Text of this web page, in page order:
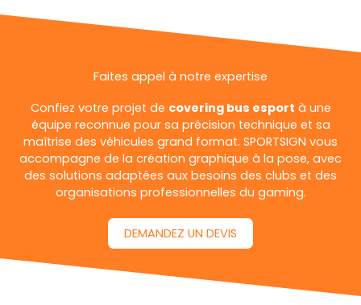
Faites appel à notre expertise
Confiez votre projet de covering bus esport à une
équipe reconnue pour sa précision technique et sa
maîtrise des véhicules grand format. SPORTSIGN vous
accompagne de la création graphique à la pose, avec
des solutions adaptées aux besoins des clubs et des
organisations professionnelles du gaming.
DEMANDEZ UN DEVIS